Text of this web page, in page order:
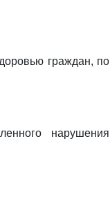
граждан, по
нарушения